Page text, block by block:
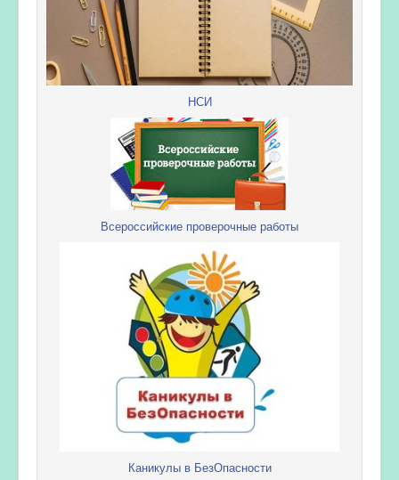
НСИ
Всероссийские проверочные работы
Каникулы в БезОпасности